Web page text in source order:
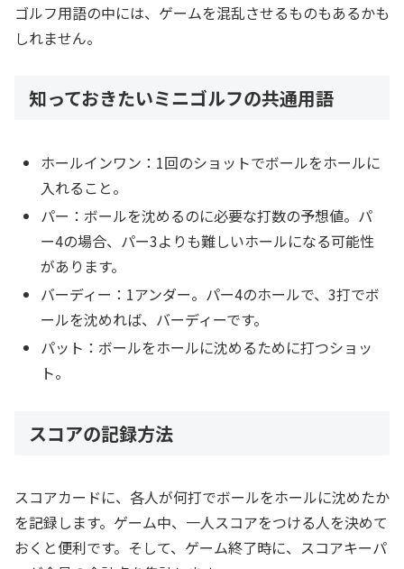
ゴルフ用語の中には、ゲームを混乱させるものもあるかも
しれません。
知っておきたいミニゴルフの共通用語
ホールインワン：1回のショットでボールをホールに
入れること。
パー：ボールを沈めるのに必要な打数の予想値。パ
ー4の場合、パー3よりも難しいホールになる可能性
があります。
バーディー：1アンダー。パー4のホールで、3打でボ
ールを沈めれば、バーディーです。
パット：ボールをホールに沈めるために打つショッ
ト。
スコアの記録方法
スコアカードに、各人が何打でボールをホールに沈めたか
を記録します。ゲーム中、一人スコアをつける人を決めて
おくと便利です。そして、ゲーム終了時に、スコアキーパ